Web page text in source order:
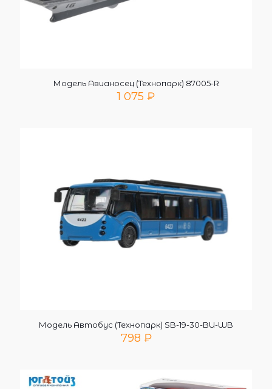
Модель Авианосец (Технопарк) 87005-R
1 075 ₽
Модель Автобус (Технопарк) SB-19-30-BU-WB
798 ₽